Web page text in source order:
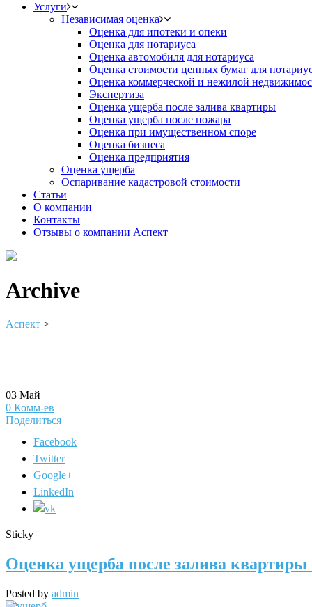
Услуги
Независимая оценка
Оценка для ипотеки и опеки
Оценка для нотариуса
Оценка автомобиля для нотариуса
Оценка стоимости ценных бумаг для
Оценка коммерческой и нежилой
Экспертиза
Оценка ущерба после залива квартиры
Оценка ущерба после пожара
Оценка при имущественном споре
Оценка бизнеса
Оценка предприятия
Оценка ущерба
Оспаривание кадастровой стоимости
Статьи
О компании
Контакты
Отзывы о компании Аспект
Archive
Аспект >
03 Май
0 Комм-ев
Поделиться
Facebook
Twitter
Google+
LinkedIn
Sticky
Оценка ущерба после залива
Posted by admin